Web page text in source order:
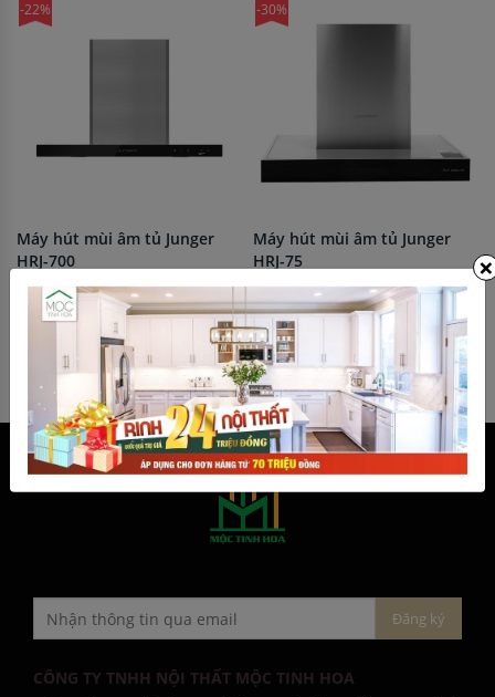
-22%
Máy hút mùi âm tủ Junger
HRJ-700
8.990.000 ₫
6.990.000 ₫
ĐẶT HÀNG
-30%
Máy hút mùi âm tủ Junger
HRJ-75
10.990.000 ₫
7.650.000
₫
ĐẶT HÀNG
CÔNG TY TNHH NỘI THẤT MỘC TINH HOA
×